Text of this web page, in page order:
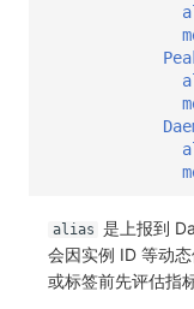
alias 是上报到
会因实例 ID 等动
或标签前先评估指